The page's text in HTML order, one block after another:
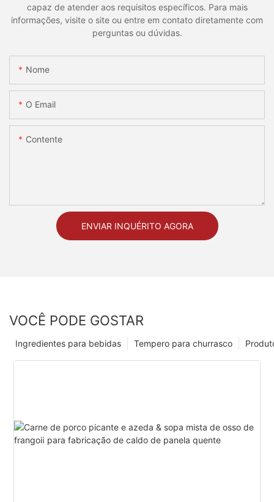
capaz de atender aos requisitos específicos. Para mais
informações, visite o site ou entre em contato diretamente com
perguntas ou dúvidas.
Nome
O Email
Contente
ENVIAR INQUÉRITO AGORA
VOCÊ PODE GOSTAR
Tempero para churrasco
Ingredientes para bebidas